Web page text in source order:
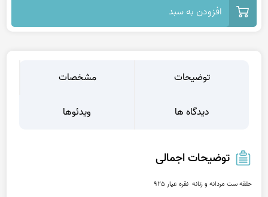
افزودن به سبد
توضیحات مشخصات
دیدگاه ها ویدئوها
توضیحات اجمالی
حلقه ست مردانه و زنانه  نقره عیار 925